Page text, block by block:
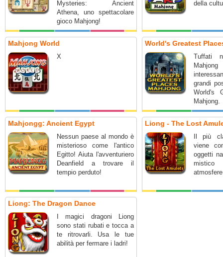
Mysteries: Ancient
Athena, uno spettacolare
gioco Mahjong!
della
Mahjong World
X
World's Greatest
Tuffati
grandi
World's
Mahjong.
Mahjongg: Ancient Egypt
Nessun paese al mondo è
misterioso come l'antico
Egitto! Aiuta l'avventuriero
Deanfield a trovare il
tempio perduto!
Liong - The Lost
Il più
viene
oggetti
Liong: The Dragon Dance
I magici dragoni Liong
sono stati rubati e tocca a
te ritrovarli. Usa le tue
abilità per fermare i ladri!